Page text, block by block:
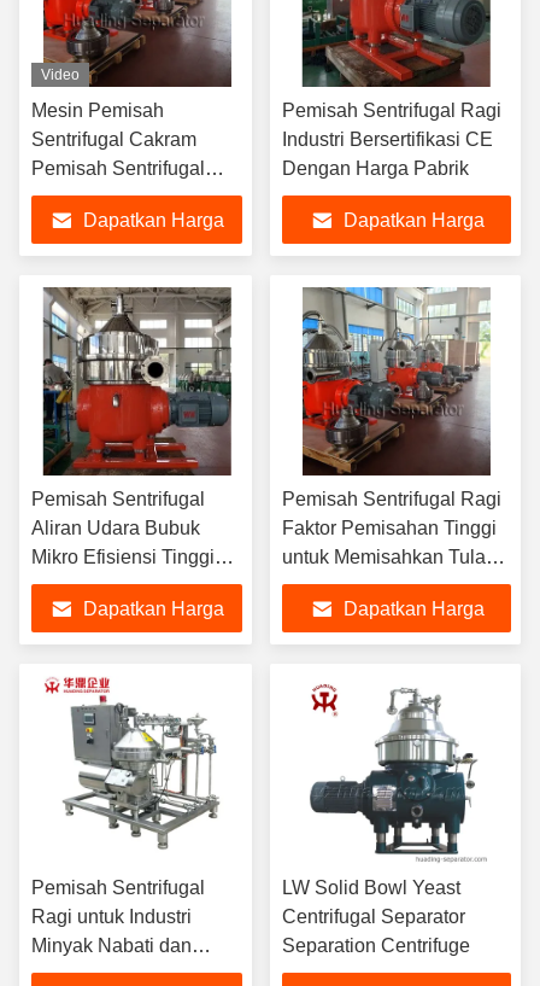
Video
Mesin Pemisah
Sentrifugal Cakram
Pemisah Sentrifugal
Ragi Untuk Protein
Whey Dan Susu
Dapatkan Harga
Pemisah Sentrifugal Ragi
Industri Bersertifikasi CE
Dengan Harga Pabrik
Dapatkan Harga
Pemisah Sentrifugal
Aliran Udara Bubuk
Mikro Efisiensi Tinggi
Pati 3 Fase untuk Aditif
MakananDapatkan Harga
Pemisah Sentrifugal Ragi
Faktor Pemisahan Tinggi
untuk Memisahkan Tulang
Hewan dan Limbah
SayuranDapatkan Harga
Pemisah Sentrifugal
Ragi untuk Industri
Minyak Nabati dan
Hewani DHC360
LW Solid Bowl Yeast
Centrifugal Separator
Separation Centrifuge